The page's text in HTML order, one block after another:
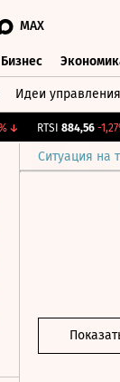
MAX
Бизнес
Идеи управления
RTSI 884,56 -1,27%
Ситуация на